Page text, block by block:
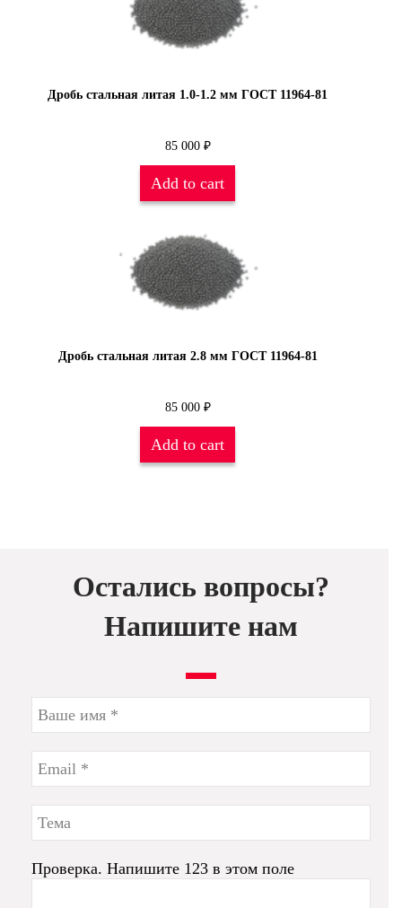
Дробь стальная литая 1.0-1.2 мм ГОСТ 11964-81
85 000 ₽
Add to cart
Дробь стальная литая 2.8 мм ГОСТ 11964-81
85 000 ₽
Add to cart
Остались вопросы?
Напишите нам
Проверка. Напишите 123 в этом поле